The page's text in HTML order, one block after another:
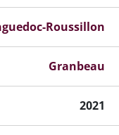
Roussillon
Granbeau
2021